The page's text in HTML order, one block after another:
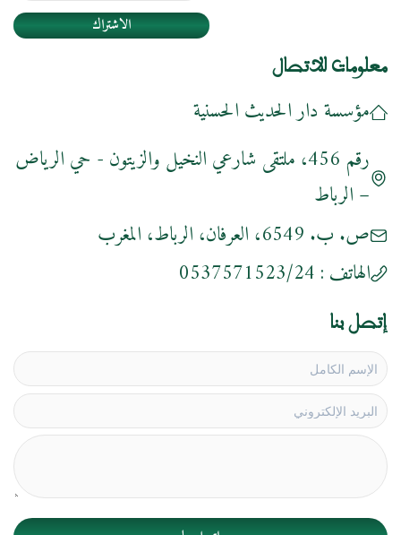
الاشتراك
معلومات للاتصال
مؤسسة دار الحديث الحسنية
رقم 456، ملتقى شارعي النخيل والزيتون - حي الرياض
– الرباط
ص. ب. 6549، العرفان، الرباط، المغرب
الهاتف : 0537571523/24
إتصل بنا